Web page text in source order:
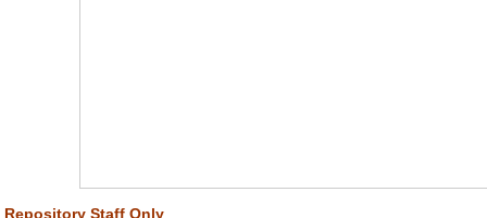
Repository Staff Only